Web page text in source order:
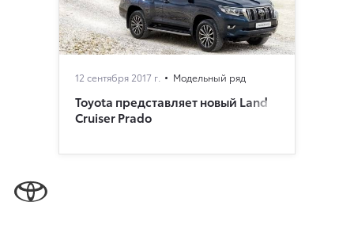
12 сентября 2017 г. Модельный ряд
Toyota представляет новый Land
Cruiser Prado